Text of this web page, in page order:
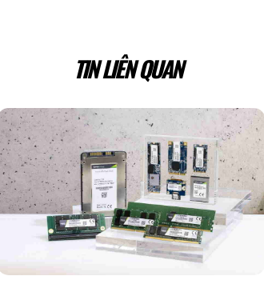
TIN LIÊN QUAN